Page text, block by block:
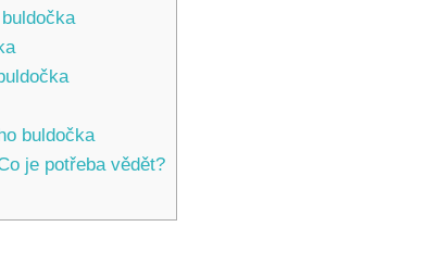
buldočka
je potřeba vědět?